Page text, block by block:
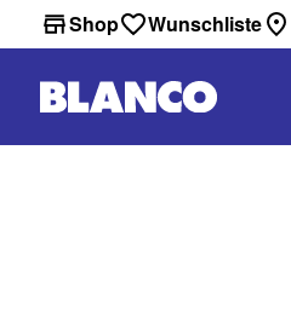
Shop Wunschliste